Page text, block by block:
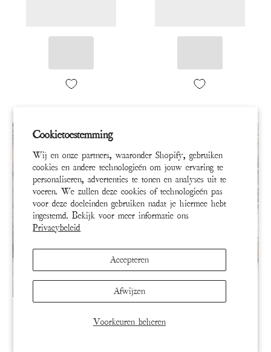
Cookietoestemming
Wij en onze partners, waaronder Shopify, gebruiken
cookies en andere technologieën om jouw ervaring te
personaliseren, advertenties te tonen en analyses uit te
voeren. We zullen deze cookies of technologieën pas
voor deze doeleinden gebruiken nadat je hiermee hebt
ingestemd. Bekijk voor meer informatie ons
Privacybeleid
Voorkeuren beheren
Accepteren
Afwijzen
JACKET 802-PIONE-OS
Charlotte Sjaalkraag Jas
JACKET 936-NONE-OS
Patchwork Kathmandu Jas